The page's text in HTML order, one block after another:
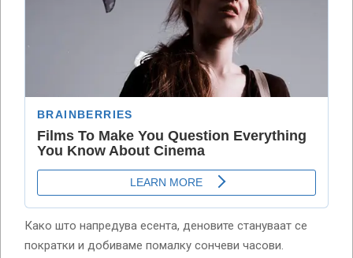
Како што напредува есента, деновите стануваат се
пократки и добиваме помалку сончеви часови.